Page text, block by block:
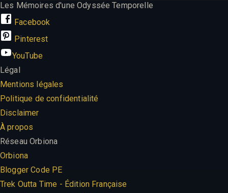
Les Mémoires d'une Odyssée Temporelle
Facebook
Pinterest
YouTube
Légal
Mentions légales
Politique de confidentialité
Disclaimer
À propos
Réseau Orbiona
Orbiona
Blogger Code PE
Trek Outta Time - Édition Française